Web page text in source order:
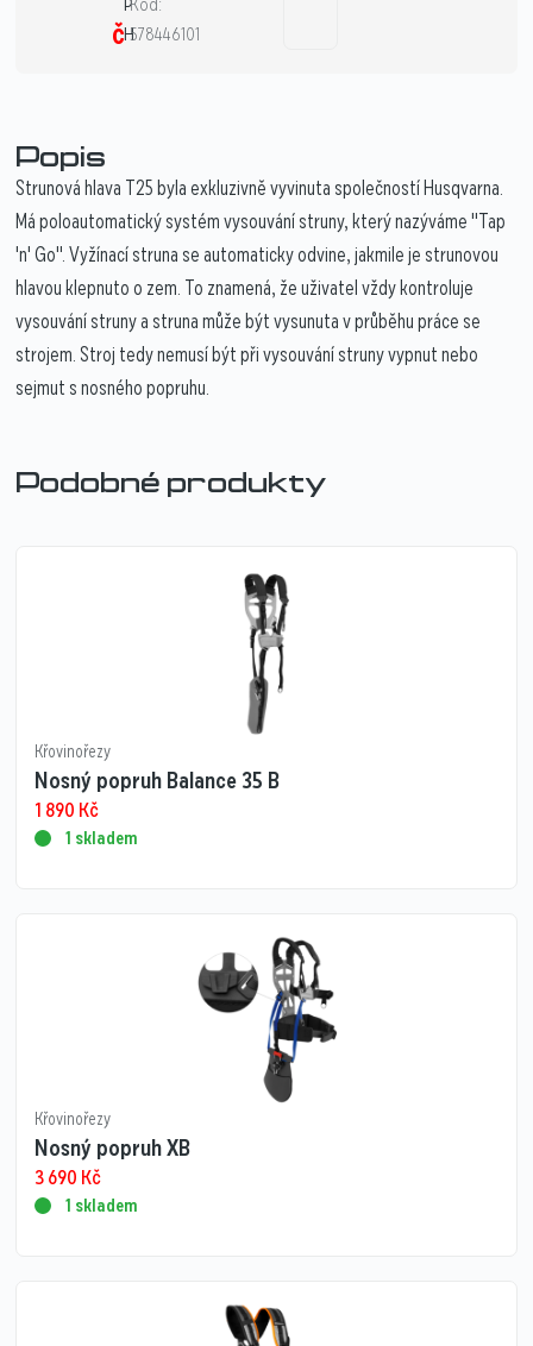
čH578446101
Popis
Strunová hlava T25 byla exkluzivně vyvinuta společností Husqvarna.
Má poloautomatický systém vysouvání struny, který nazýváme "Tap
'n' Go". Vyžínací struna se automaticky odvine, jakmile je strunovou
hlavou klepnuto o zem. To znamená, že uživatel vždy kontroluje
vysouvání struny a struna může být vysunuta v průběhu práce se
strojem. Stroj tedy nemusí být při vysouvání struny vypnut nebo
sejmut s nosného popruhu.
Podobné produkty
Křovinořezy
Nosný popruh Balance 35 B
1 890 Kč
1 skladem
Křovinořezy
Nosný popruh XB
3 690 Kč
1 skladem